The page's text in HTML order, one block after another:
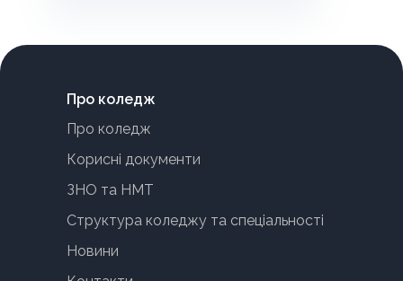
Про коледж
Про коледж
Корисні документи
ЗНО та НМТ
Структура коледжу та спеціальності
Новини